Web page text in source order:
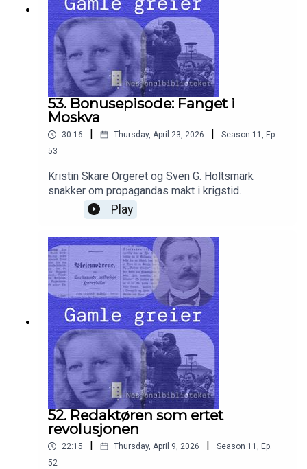
53. Bonusepisode: Fanget i
Moskva
30:16 Thursday, April 23, 2026 Season 11 , Ep.
53
Kristin Skare Orgeret og Sven G. Holtsmark
snakker om propagandas makt i krigstid.
Play
52. Redaktøren som ertet
revolusjonen
22:15 Thursday, April 9, 2026 Season 11 , Ep.
52